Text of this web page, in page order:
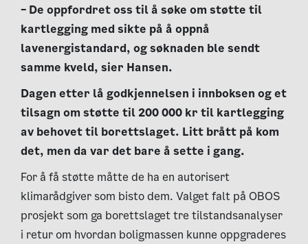
– De oppfordret oss til å søke om støtte til
kartlegging med sikte på å oppnå
lavenergistandard, og søknaden ble sendt
samme kveld, sier Hansen.
Dagen etter lå godkjennelsen i innboksen og et
tilsagn om støtte til 200 000 kr til kartlegging
av behovet til borettslaget. Litt brått på kom
det, men da var det bare å sette i gang.
For å få støtte måtte de ha en autorisert
klimarådgiver som bisto dem. Valget falt på OBOS
prosjekt som ga borettslaget tre tilstandsanalyser
i retur om hvordan boligmassen kunne oppgraderes